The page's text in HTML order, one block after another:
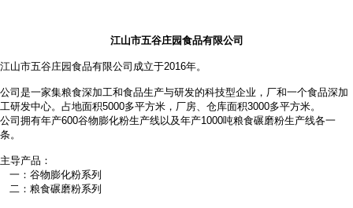
江山市五谷庄园食品有限公司
江山市五谷庄园食品有限公司成立于2016年。
公司是一家集粮食深加工和食品生产与研发的科技型企业，厂和一个食品深加
工研发中心。占地面积5000多平方米，厂房、仓库面积3000多平方米。
公司拥有年产600谷物膨化粉生产线以及年产1000吨粮食碾磨粉生产线各一
条。
主导产品：
一：谷物膨化粉系列
二：粮食碾磨粉系列